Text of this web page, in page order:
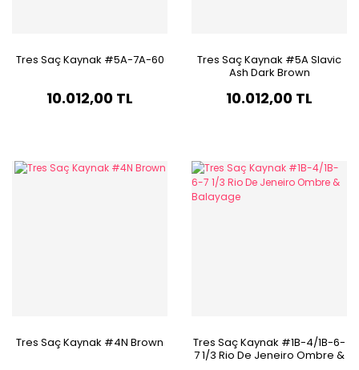
Tres Saç Kaynak #5A-7A-60
10.012,00 TL
Tres Saç Kaynak #5A Slavic
Ash Dark Brown
10.012,00 TL
Tres Saç Kaynak #4N Brown
Tres Saç Kaynak #1B-4/1B-6-
7 1/3 Rio De Jeneiro Ombre &